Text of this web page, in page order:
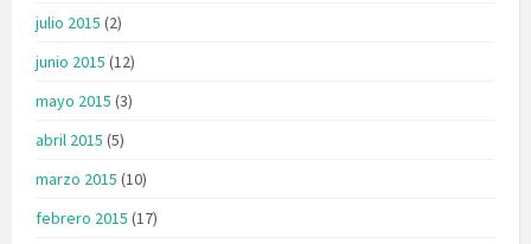
julio 2015 (2)
junio 2015 (12)
mayo 2015 (3)
abril 2015 (5)
marzo 2015 (10)
febrero 2015 (17)